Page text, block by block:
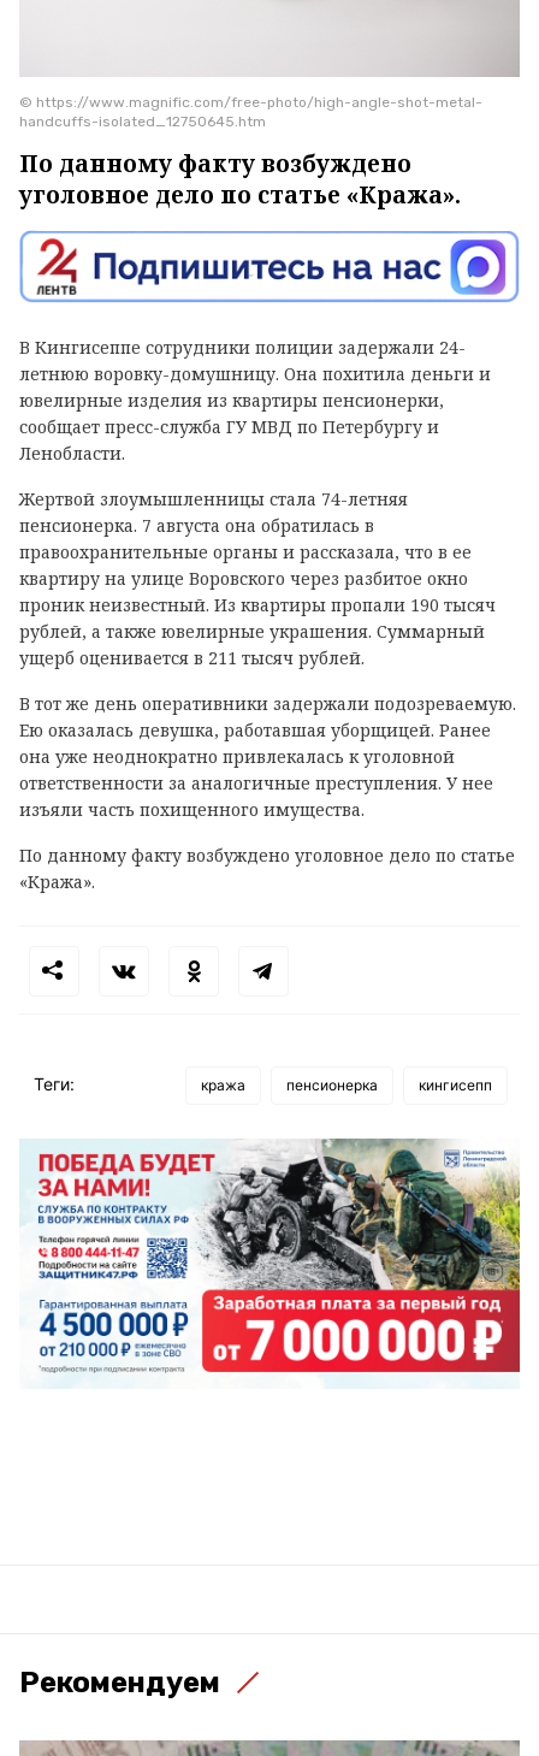
© https://www.magnific.com/free-photo/high-angle-shot-metal-
handcuffs-isolated_12750645.htm
По данному факту возбуждено
уголовное дело по статье «Кража».
В Кингисеппе сотрудники полиции задержали 24-
летнюю воровку-домушницу. Она похитила деньги и
ювелирные изделия из квартиры пенсионерки,
сообщает пресс-служба ГУ МВД по Петербургу и
Ленобласти.
Жертвой злоумышленницы стала 74-летняя
пенсионерка. 7 августа она обратилась в
правоохранительные органы и рассказала, что в ее
квартиру на улице Воровского через разбитое окно
проник неизвестный. Из квартиры пропали 190 тысяч
рублей, а также ювелирные украшения. Суммарный
ущерб оценивается в 211 тысяч рублей.
В тот же день оперативники задержали подозреваемую.
Ею оказалась девушка, работавшая уборщицей. Ранее
она уже неоднократно привлекалась к уголовной
ответственности за аналогичные преступления. У нее
изъяли часть похищенного имущества.
По данному факту возбуждено уголовное дело по статье
«Кража».
Теги: кража пенсионерка кингисепп
Рекомендуем